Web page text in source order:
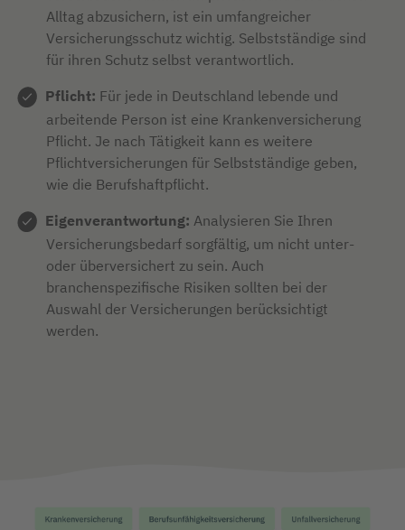
Alltag abzusichern, ist ein umfangreicher
Versicherungsschutz wichtig. Selbstständige sind
für ihren Schutz selbst verantwortlich.
Pflicht: Für jede in Deutschland lebende und
arbeitende Person ist eine Krankenversicherung
Pflicht. Je nach Tätigkeit kann es weitere
Pflichtversicherungen für Selbstständige geben,
wie die Berufshaftpflicht.
Eigenverantwortung: Analysieren Sie Ihren
Versicherungsbedarf sorgfältig, um nicht unter-
oder überversichert zu sein. Auch
branchenspezifische Risiken sollten bei der
Auswahl der Versicherungen berücksichtigt
werden.